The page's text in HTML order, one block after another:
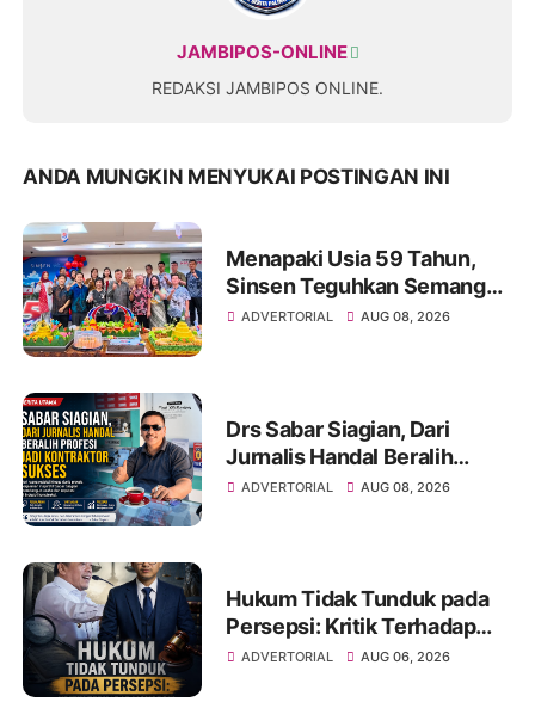
JAMBIPOS-ONLINE
REDAKSI JAMBIPOS ONLINE.
ANDA MUNGKIN MENYUKAI POSTINGAN INI
Menapaki Usia 59 Tahun,
Sinsen Teguhkan Semangat
“Sustainably Growing”
ADVERTORIAL AUG 08, 2026
Drs Sabar Siagian, Dari
Jurnalis Handal Beralih
Profesi Jadi Kontraktor
ADVERTORIAL AUG 08, 2026
Hukum Tidak Tunduk pada
Persepsi: Kritik Terhadap
Monopoli Kebenaran oleh
ADVERTORIAL AUG 06, 2026